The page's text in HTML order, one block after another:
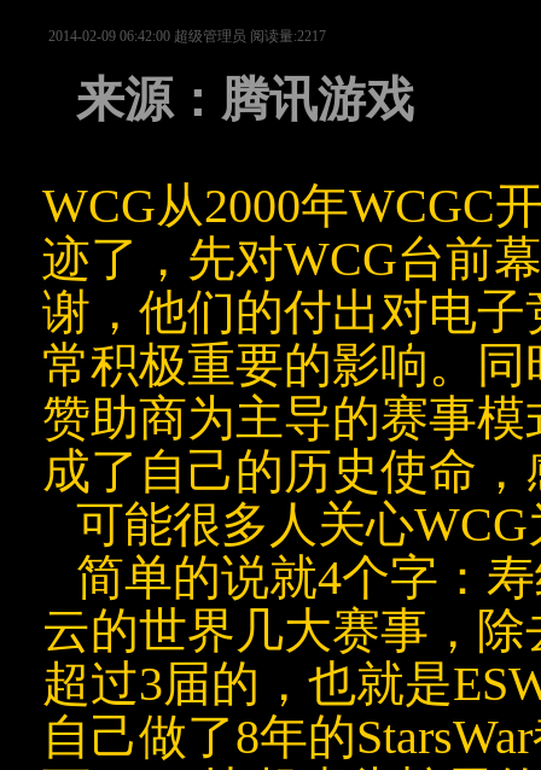
2014-02-09 06:42:00 超级管理员 阅读量:2217
来源：腾讯游戏
WCG从2000年WCGC
迹了，先对WCG台前
谢，他们的付出对电
常积极重要的影响。
赞助商为主导的赛事
成了自己的历史使命
可能很多人关心
简单的说就4个字：
云的世界几大赛事，
超过3届的，也就是
自己做了8年的